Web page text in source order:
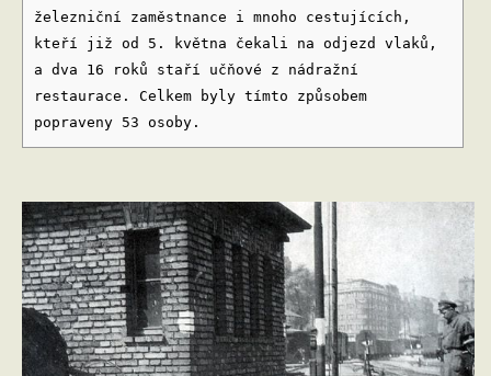
železniční zaměstnance i mnoho cestujících,
kteří již od 5. května čekali na odjezd vlaků,
a dva 16 roků staří učňové z nádražní
restaurace. Celkem byly tímto způsobem
popraveny 53 osoby.